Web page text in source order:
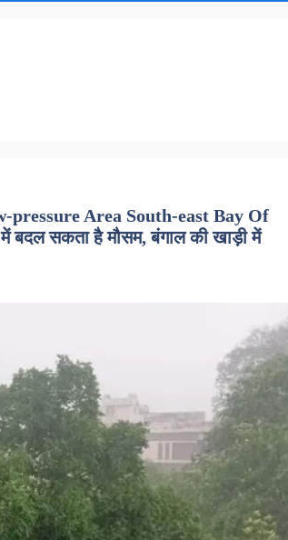
pressure Area South-east Bay Of
बदल सकता है मौसम, बंगाल की खाड़ी में